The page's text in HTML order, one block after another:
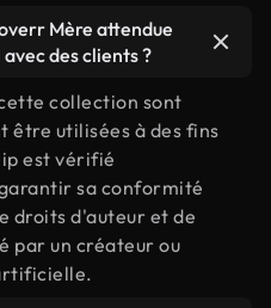
Mère attendue
des clients ?
collection sont
être utilisées à des fins
est vérifié
sa conformité
droits d'auteur et de
par un créateur ou